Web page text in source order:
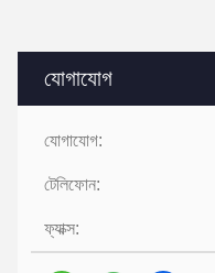
যোগাযোগ
যোগাযোগ:
টেলিফোন:
ফ্যাক্স: